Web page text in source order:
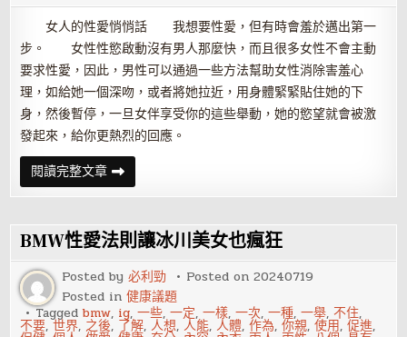
女人的性愛悄悄話 我想要性愛，但有時會羞於邁出第一
步。 女性性慾啟動沒有男人那麼快，而且很多女性不會主動
要求性愛，因此，男性可以通過一些方法幫助女性消除害羞心
理，如給她一個深吻，或者將她拉近，用身體緊緊貼住她的下
身，然後暫停，一旦女伴享受你的這些舉動，她的慾望就會被激
發起來，給你更熱烈的回應。
閱讀完整文章這
些
悄
話，
必
須
在
脫
光
之
前
說
BMW性愛法則讓冰川美女也瘋狂
Posted by必利勁 Posted on20240719
Posted in健康議題
Taggedbmw, ig,一些,一定,一樣,一次,一種,一舉,不住,
不要,世界, 之後, 了解,人想,人能,人體,作為,你親,使用,促進,